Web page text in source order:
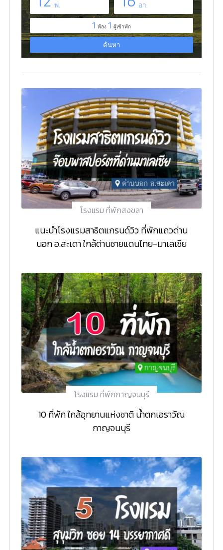
โรงแรม ที่พักสงขลา
แนะนำโรงแรมสาธิตแกรนด์วิว ที่พักแถวด่าน
นอก อ.สะเดา ใกล้ด่านชายแดนไทย-มาเลเซีย
โรงแรม ที่พักกาญจนบุรี
10 ที่พัก ใกล้อุทยานแห่งชาติ น้ำตกเอราวัณ
กาญจนบุรี